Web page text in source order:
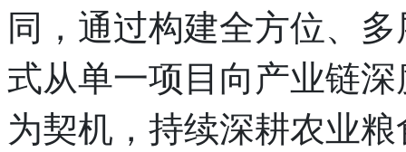
同，通过构建全方位、
式从单一项目向产业链
为契机，持续深耕农业